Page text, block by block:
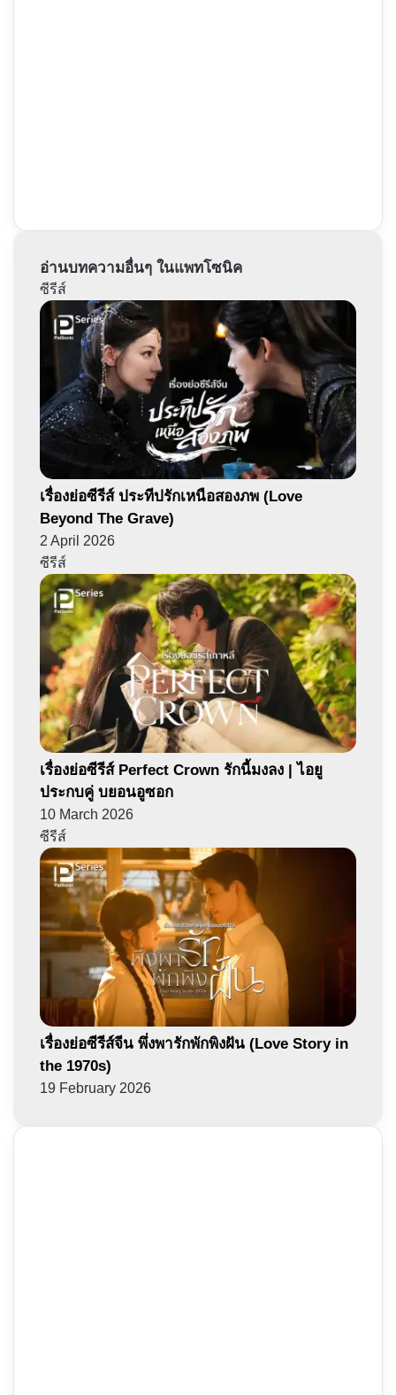
อ่านบทความอื่นๆ ในแพทโซนิค
ซีรีส์
เรื่องย่อซีรีส์ ประทีปรักเหนือสองภพ (Love
Beyond The Grave)
2 April 2026
ซีรีส์
เรื่องย่อซีรีส์ Perfect Crown รักนี้มงลง | ไอยู
ประกบคู่ บยอนอูซอก
10 March 2026
ซีรีส์
เรื่องย่อซีรีส์จีน พึ่งพารักพักพิงฝัน (Love Story in
the 1970s)
19 February 2026